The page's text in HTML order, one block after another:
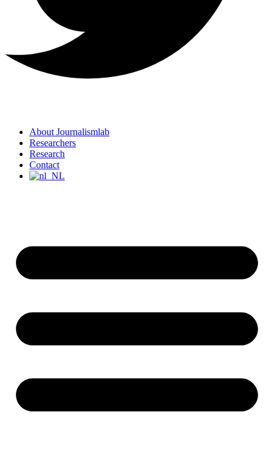
About Journalismlab
Researchers
Research
Contact